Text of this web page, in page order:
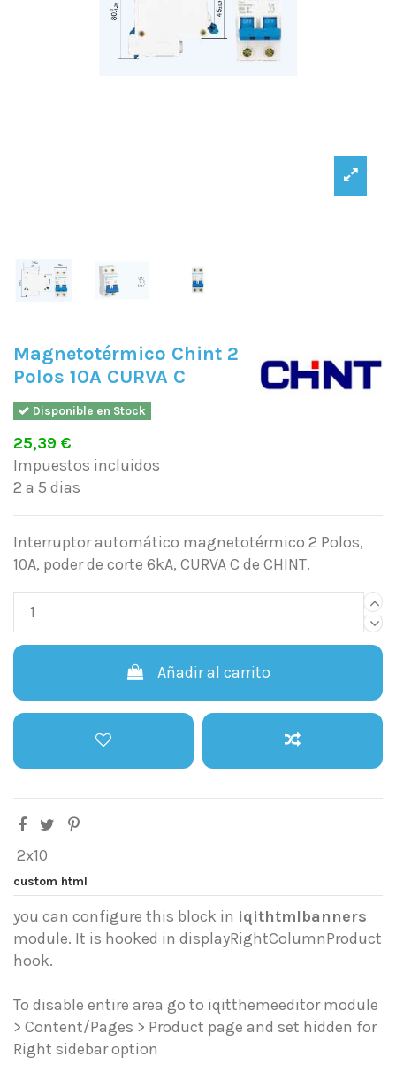
Magnetotérmico Chint 2
Polos 10A CURVA C
Disponible en Stock
25,39 €
Impuestos incluidos
2 a 5 dias
Interruptor automático magnetotérmico 2 Polos,
10A, poder de corte 6kA, CURVA C de CHINT.
Añadir al carrito
2x10
custom html
you can configure this block in iqithtmlbanners
module. It is hooked in displayRightColumnProduct
hook.
To disable entire area go to iqitthemeeditor module
> Content/Pages > Product page and set hidden for
Right sidebar option